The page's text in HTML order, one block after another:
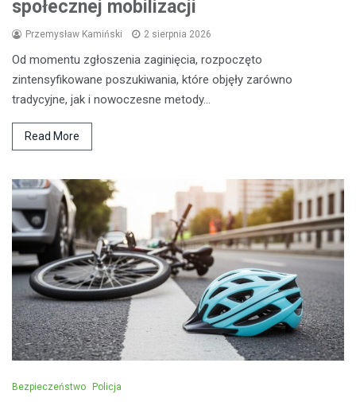
społecznej mobilizacji
Przemysław Kamiński 2 sierpnia 2026
Od momentu zgłoszenia zaginięcia, rozpoczęto
zintensyfikowane poszukiwania, które objęły zarówno
tradycyjne, jak i nowoczesne metody…
Read More
Bezpieczeństwo Policja